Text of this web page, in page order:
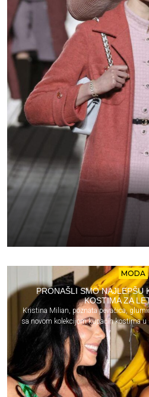
MODA
PRONAŠLI SMO NAJLEPŠU
KOSTIMA ZA
Kristina Milian, poznata pevačica,
sa novom kolekcijom kupaćih kostima u